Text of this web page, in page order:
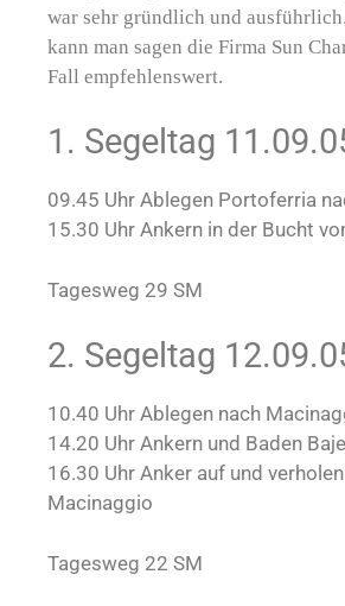
war sehr gründlich und
kann man sagen die Firma Sun
Fall empfehlenswert.
1. Segeltag
09.45 Uhr Ablegen Portoferria
15.30 Uhr Ankern in der Bucht
Tagesweg 29 SM
2. Segeltag
10.40 Uhr Ablegen nach
14.20 Uhr Ankern und Baden
16.30 Uhr Anker auf und
Macinaggio
Tagesweg 22 SM